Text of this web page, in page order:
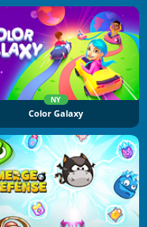
NY
Color Galaxy